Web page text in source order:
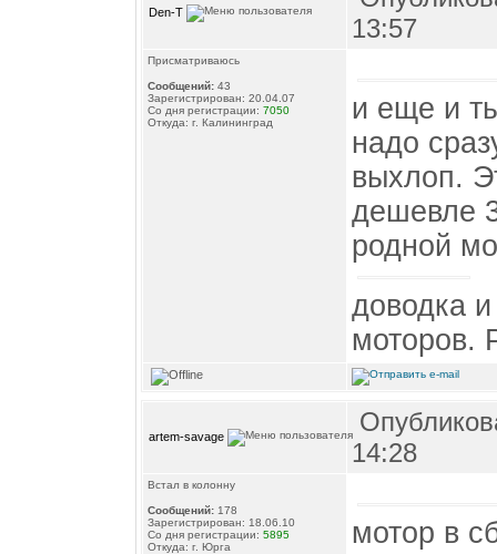
Den-T
13:57
Присматриваюсь
Сообщений: 43
Зарегистрирован: 20.04.07
Со дня регистрации: 7050
Откуда: г. Калининград
и еще и
надо
выхлоп.
дешевле
родной
доводка
моторов.
artem-savage
14:28
Встал в колонну
Сообщений: 178
Зарегистрирован: 18.06.10
Со дня регистрации: 5895
Откуда: г. Юрга
мотор в